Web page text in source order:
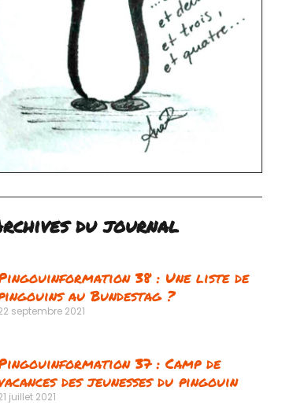
du journal
38 : Une liste de
au Bundestag ?
septembre 2021
37 : Camp de
des jeunesses du pingouin
juillet 2021